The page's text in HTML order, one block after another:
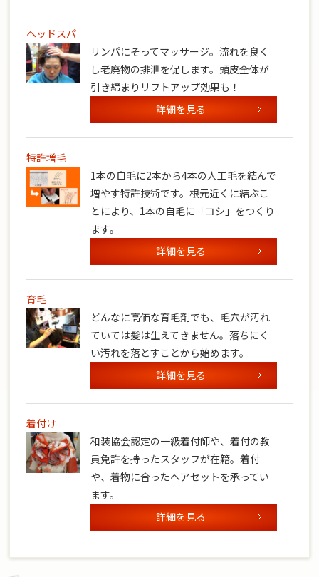
ヘッドスパ
リンパにそってマッサージ。流れを良く
し老廃物の排泄を促します。頭皮全体が
引き締まりリフトアップ効果も！
詳細を見る
特許増毛
1本の自毛に2本から4本の人工毛を結んで
増やす特許技術です。根元近くに結ぶこ
とにより、1本の自毛に「コシ」をつくり
ます。
詳細を見る
育毛
どんなに高価な育毛剤でも、毛穴が汚れ
ていては髪は生えてきません。落ちにく
い汚れを落とすことから始めます。
詳細を見る
着付け
和装協会認定の一級着付師や、着付の教
員免許を持ったスタッフが在籍。着付
や、着物に合ったヘアセットを承ってい
ます。
詳細を見る